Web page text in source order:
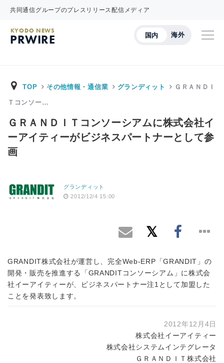
共同通信グループのプレスリリース配信メディア
国内 海外
KYODO NEWS
PRWIRE
TOP その他情報・通信業 グランディット ＧＲＡＮＤＩ
Ｔコンソー…
ＧＲＡＮＤＩＴコンソーシアムに株式会社イ
ーアイティーがビジネスパートナーとして参
画
グランディット
2012/12/4 15:00
GRANDIT株式会社が運営し、完全Web-ERP「GRANDIT」の
開発・販売を推進する「GRANDITコンソーシアム」に株式会
社イーアイティーが、ビジネスパートナー注1として加盟した
ことを発表致します。
2012年12月4日
株式会社イーアイティー
株式会社システムインテグレータ
ＧＲＡＮＤＩＴ株式会社